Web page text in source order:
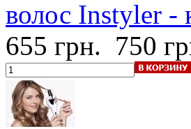
волос Instyler -
655 грн. 750